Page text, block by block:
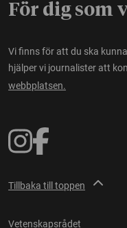
För dig som
Vi finns för att du ska
hjälper vi journalister att
webbplatsen.
Tillbaka till toppen
Vetenskapsrådet